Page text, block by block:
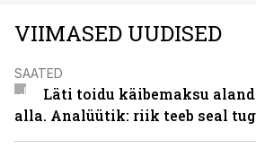
VIIMASED UUDISED
SAATED
Läti toidu käibemaksu
alla. Analüütik: riik teeb seal